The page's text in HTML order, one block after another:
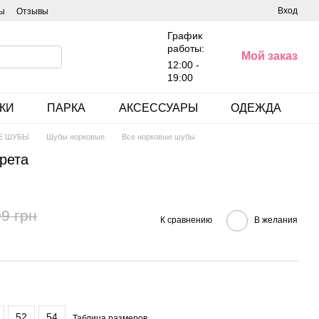
Отзывы Вход
График
работы:
12:00 -
19:00
Мой заказ
ПАРКА АКСЕССУАРЫ ОДЕЖДА
ШУБЫ Шубы норковые Все норковые шубы
грн К сравнению В желания